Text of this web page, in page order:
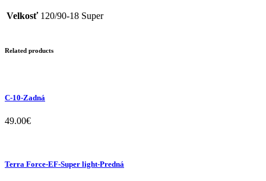
Velkosť 120/90-18 Super
Related products
C-10-Zadná
49.00€
Terra Force-EF-Super light-Predná